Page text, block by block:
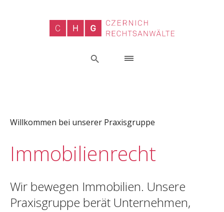
Willkommen bei unserer Praxisgruppe
Immobilienrecht
Wir bewegen Immobilien. Unsere
Praxisgruppe berät Unternehmen,